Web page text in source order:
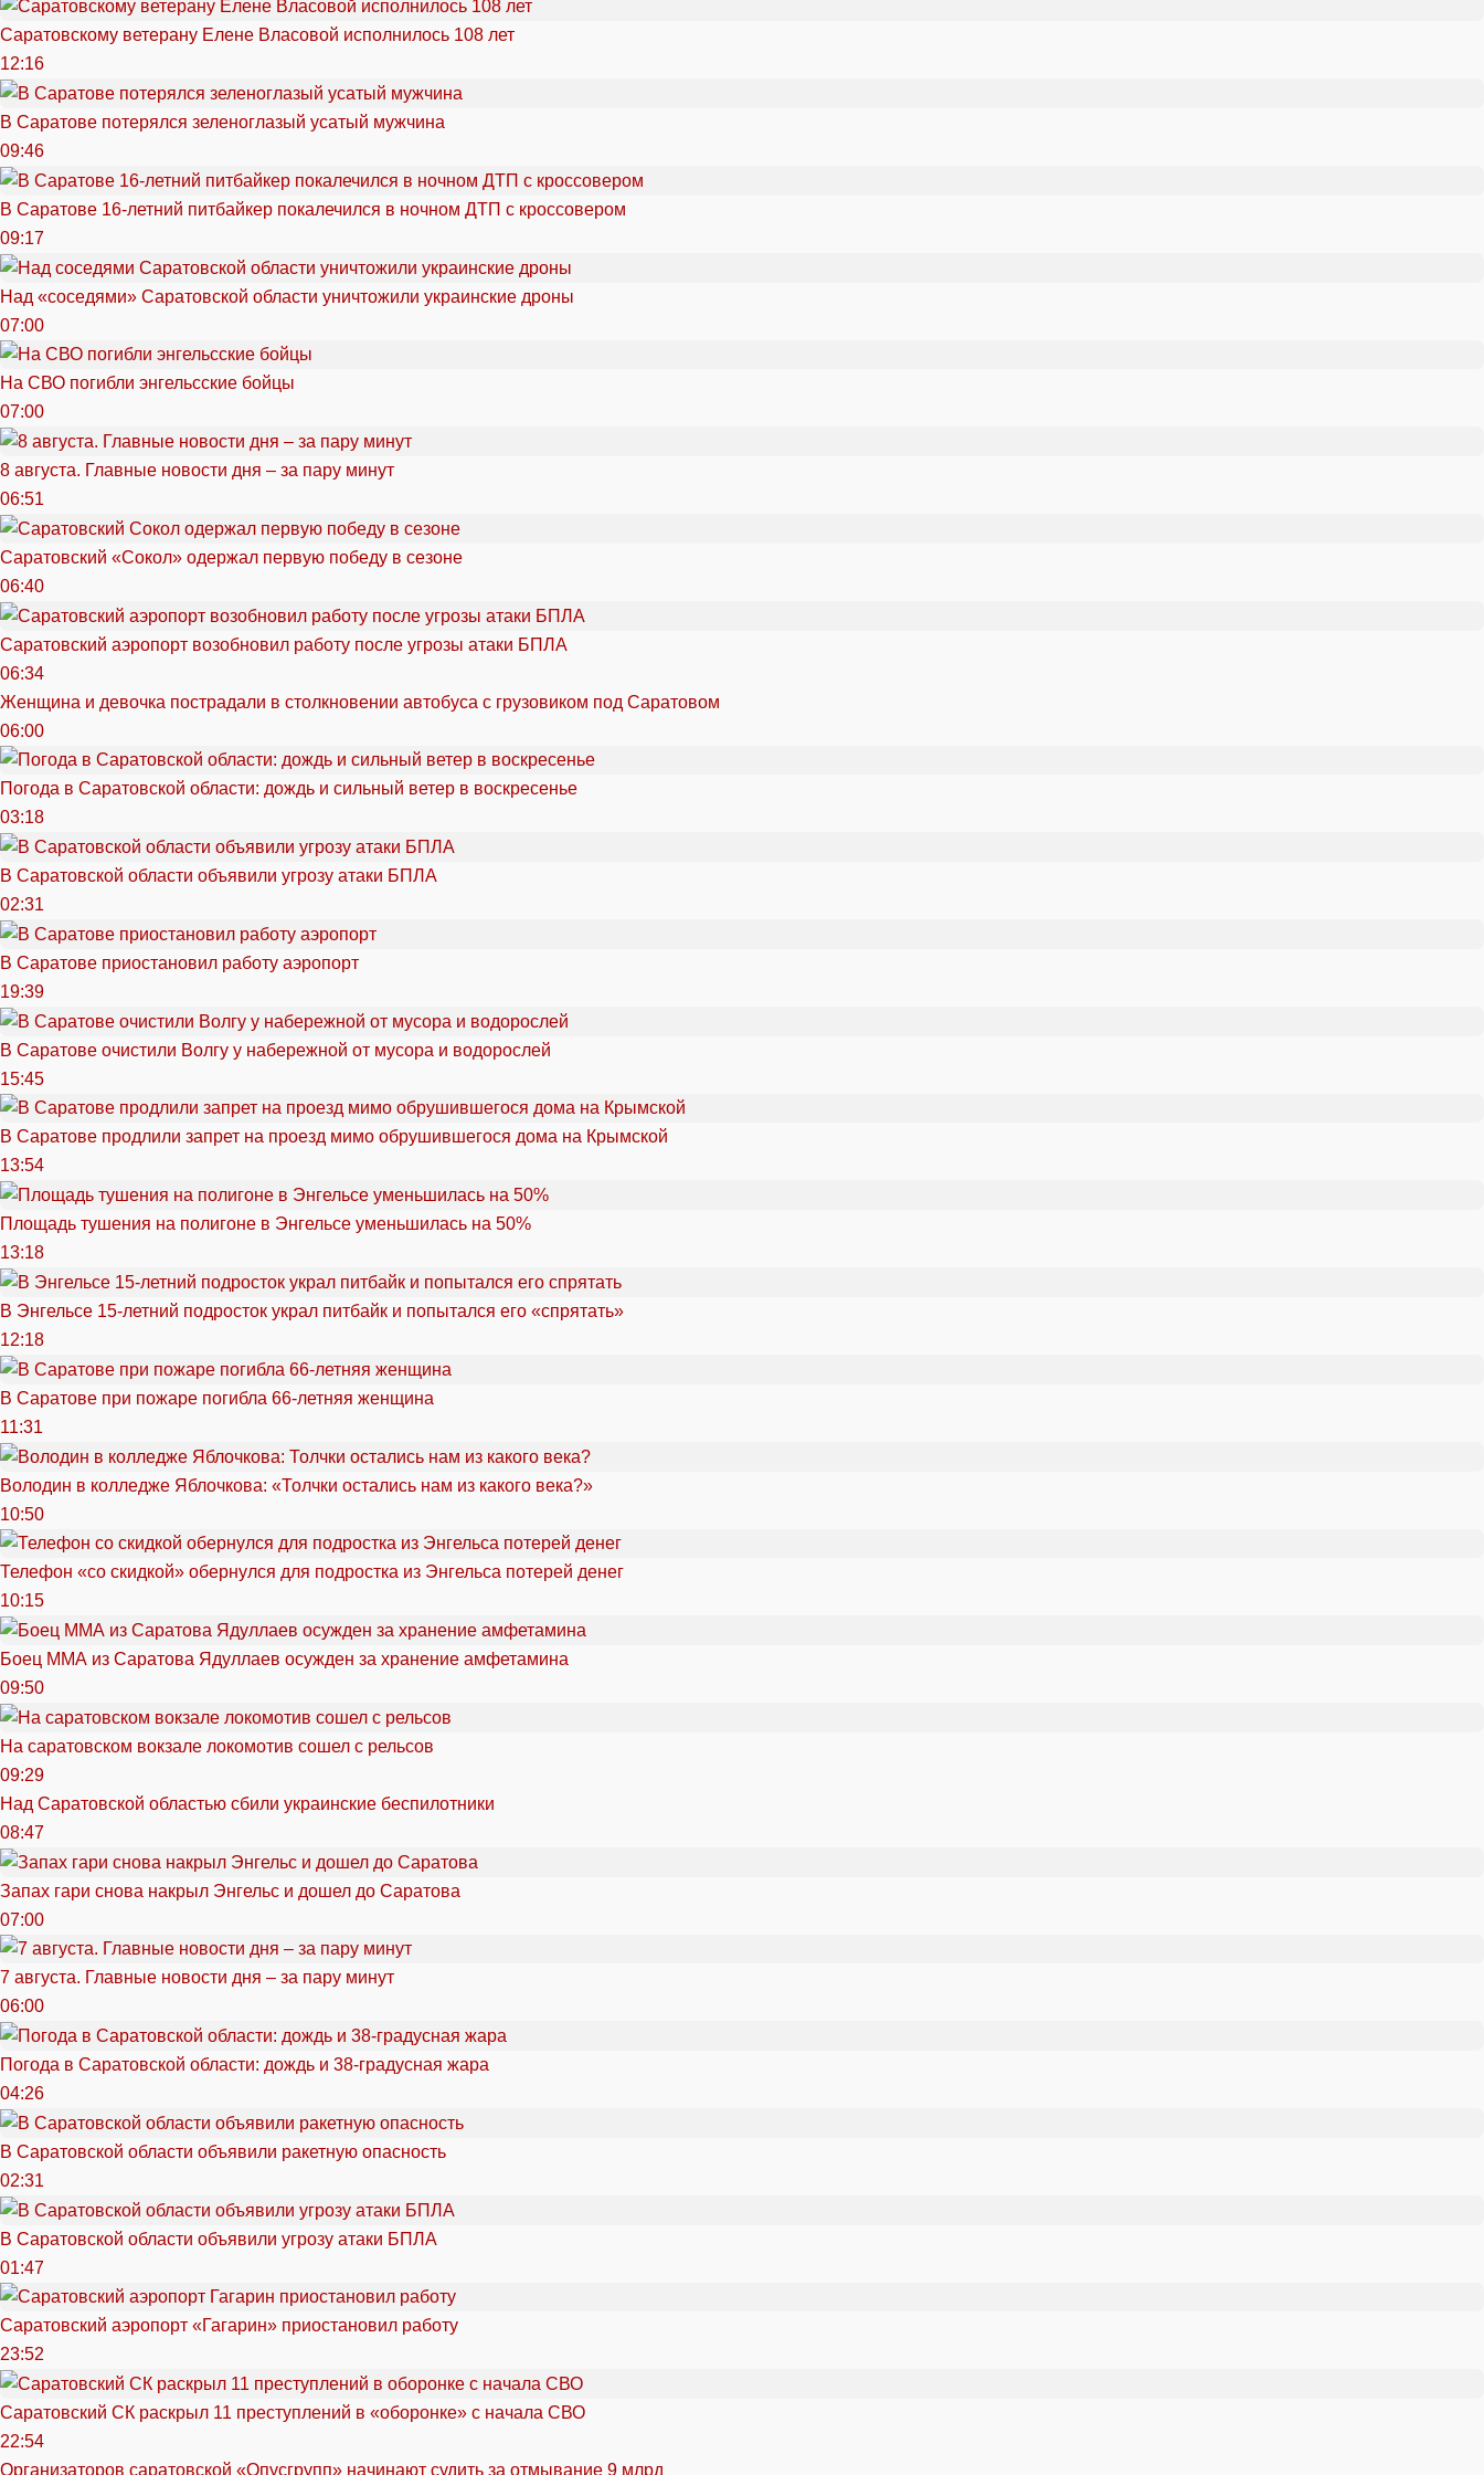
Саратовскому ветерану Елене Власовой исполнилось 108 лет
12:16
В Саратове потерялся зеленоглазый усатый мужчина
09:46
В Саратове 16-летний питбайкер покалечился в ночном ДТП с кроссовером
09:17
Над «соседями» Саратовской области уничтожили украинские дроны
07:00
На СВО погибли энгельсские бойцы
07:00
8 августа. Главные новости дня – за пару минут
06:51
Саратовский «Сокол» одержал первую победу в сезоне
06:40
Саратовский аэропорт возобновил работу после угрозы атаки БПЛА
06:34
Женщина и девочка пострадали в столкновении автобуса с грузовиком под Саратовом
06:00
Погода в Саратовской области: дождь и сильный ветер в воскресенье
03:18
В Саратовской области объявили угрозу атаки БПЛА
02:31
В Саратове приостановил работу аэропорт
19:39
В Саратове очистили Волгу у набережной от мусора и водорослей
15:45
В Саратове продлили запрет на проезд мимо обрушившегося дома на Крымской
13:54
Площадь тушения на полигоне в Энгельсе уменьшилась на 50%
13:18
В Энгельсе 15-летний подросток украл питбайк и попытался его «спрятать»
12:18
В Саратове при пожаре погибла 66-летняя женщина
11:31
Володин в колледже Яблочкова: «Толчки остались нам из какого века?»
10:50
Телефон «со скидкой» обернулся для подростка из Энгельса потерей денег
10:15
Боец ММА из Саратова Ядуллаев осужден за хранение амфетамина
09:50
На саратовском вокзале локомотив сошел с рельсов
09:29
Над Саратовской областью сбили украинские беспилотники
08:47
Запах гари снова накрыл Энгельс и дошел до Саратова
07:00
7 августа. Главные новости дня – за пару минут
06:00
Погода в Саратовской области: дождь и 38-градусная жара
04:26
В Саратовской области объявили ракетную опасность
02:31
В Саратовской области объявили угрозу атаки БПЛА
01:47
Саратовский аэропорт «Гагарин» приостановил работу
23:52
Саратовский СК раскрыл 11 преступлений в «оборонке» с начала СВО
22:54
Организаторов саратовской «Опусгрупп» начинают судить за отмывание 9 млрд